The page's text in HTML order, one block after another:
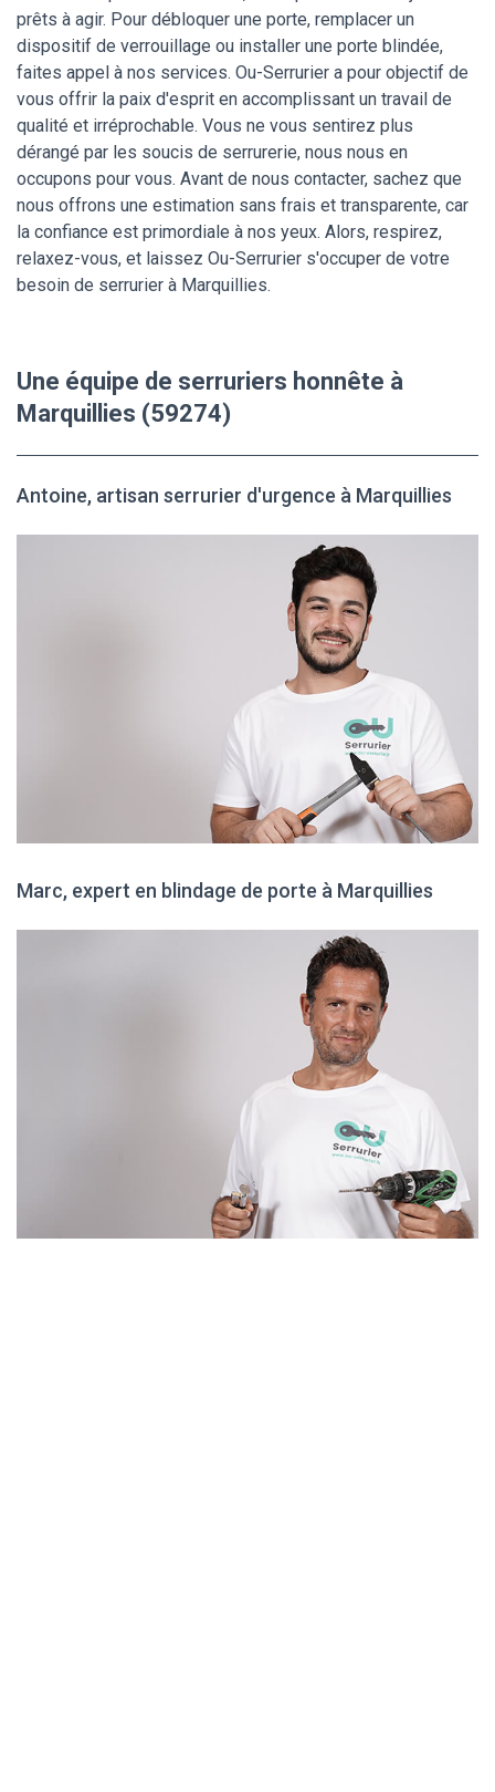
prêts à agir. Pour débloquer une porte, remplacer un
dispositif de verrouillage ou installer une porte blindée,
faites appel à nos services. Ou-Serrurier a pour objectif de
vous offrir la paix d'esprit en accomplissant un travail de
qualité et irréprochable. Vous ne vous sentirez plus
dérangé par les soucis de serrurerie, nous nous en
occupons pour vous. Avant de nous contacter, sachez que
nous offrons une estimation sans frais et transparente, car
la confiance est primordiale à nos yeux. Alors, respirez,
relaxez-vous, et laissez Ou-Serrurier s'occuper de votre
besoin de serrurier à Marquillies.
Une équipe de serruriers honnête à
Marquillies (59274)
Antoine, artisan serrurier d'urgence à Marquillies
Marc, expert en blindage de porte à Marquillies